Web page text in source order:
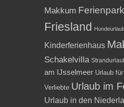
Makkum
Friesland
Kinderferienhaus
Schakelvilla
am IJsselmeer Urlaub
Verliebte Urlaub im
Urlaub in den